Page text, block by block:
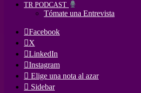
TR PODCAST
Tómate una Entrevista
Facebook
X
LinkedIn
Instagram
Elige una nota al azar
Sidebar